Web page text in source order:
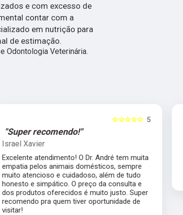
e com excesso de
contar com a
em nutrição para
de estimação.
Odontologia Veterinária.
5
☆☆☆☆☆
recomendo!"
Xavier
atendimento! O Dr. André tem muita
pelos animais domésticos, sempre
atencioso e cuidadoso, além de tudo
e simpático. O preço da consulta e
produtos oferecidos é muito justo. Super
pra quem tiver oportunidade de